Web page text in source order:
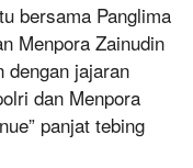
bersama Panglima
Menpora Zainudin
dengan jajaran
dan Menpora
panjat tebing